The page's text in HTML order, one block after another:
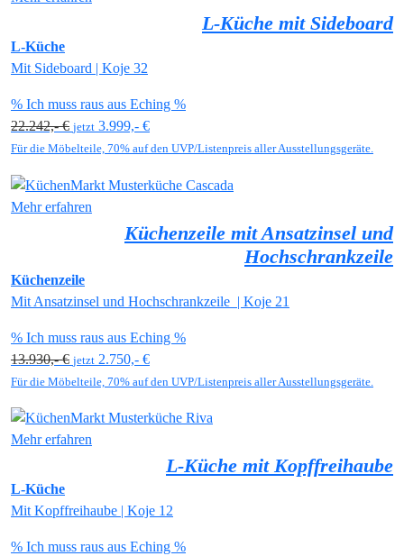
L-Küche mit Sideboard
L-Küche
Mit Sideboard | Koje 32
% Ich muss raus aus Eching %
22.242,- € jetzt 3.999,- €
Für die Möbelteile, 70% auf den UVP/Listenpreis aller Ausstellungsgeräte.
Mehr erfahren
Küchenzeile mit Ansatzinsel und
Hochschrankzeile
Küchenzeile
Mit Ansatzinsel und Hochschrankzeile | Koje 21
% Ich muss raus aus Eching %
13.930,- € jetzt 2.750,- €
Für die Möbelteile, 70% auf den UVP/Listenpreis aller Ausstellungsgeräte.
Mehr erfahren
L-Küche mit Kopffreihaube
L-Küche
Mit Kopffreihaube | Koje 12
% Ich muss raus aus Eching %